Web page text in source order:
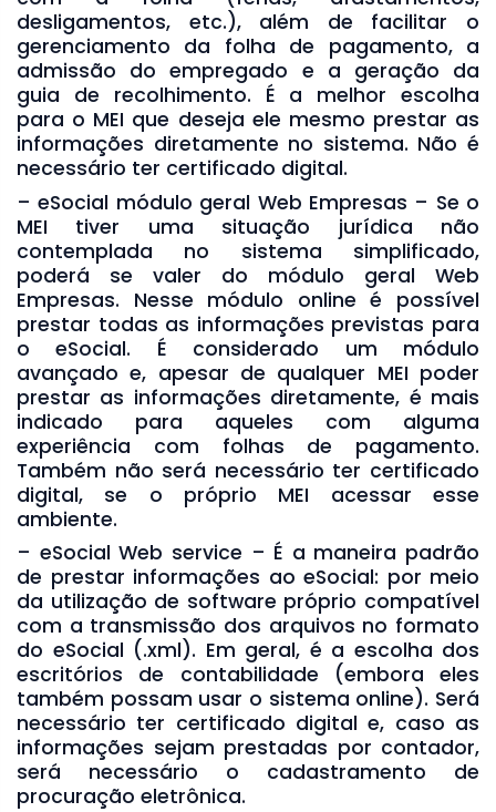
desligamentos, etc.), além de facilitar o
gerenciamento da folha de pagamento, a
admissão do empregado e a geração da
guia de recolhimento. É a melhor escolha
para o MEI que deseja ele mesmo prestar as
informações diretamente no sistema. Não é
necessário ter certificado digital.
– eSocial módulo geral Web Empresas – Se o
MEI tiver uma situação jurídica não
contemplada no sistema simplificado,
poderá se valer do módulo geral Web
Empresas. Nesse módulo online é possível
prestar todas as informações previstas para
o eSocial. É considerado um módulo
avançado e, apesar de qualquer MEI poder
prestar as informações diretamente, é mais
indicado para aqueles com alguma
experiência com folhas de pagamento.
Também não será necessário ter certificado
digital, se o próprio MEI acessar esse
ambiente.
– eSocial Web service – É a maneira padrão
de prestar informações ao eSocial: por meio
da utilização de software próprio compatível
com a transmissão dos arquivos no formato
do eSocial (.xml). Em geral, é a escolha dos
escritórios de contabilidade (embora eles
também possam usar o sistema online). Será
necessário ter certificado digital e, caso as
informações sejam prestadas por contador,
será necessário o cadastramento de
procuração eletrônica.